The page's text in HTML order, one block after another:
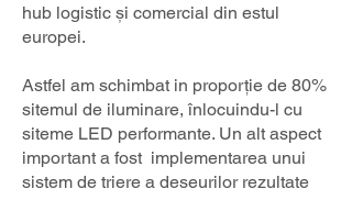
hub logistic și comercial din estul
europei.
Astfel am schimbat in proporție de 80%
sitemul de iluminare, înlocuindu-l cu
siteme LED performante. Un alt aspect
important a fost implementarea unui
sistem de triere a deseurilor rezultate